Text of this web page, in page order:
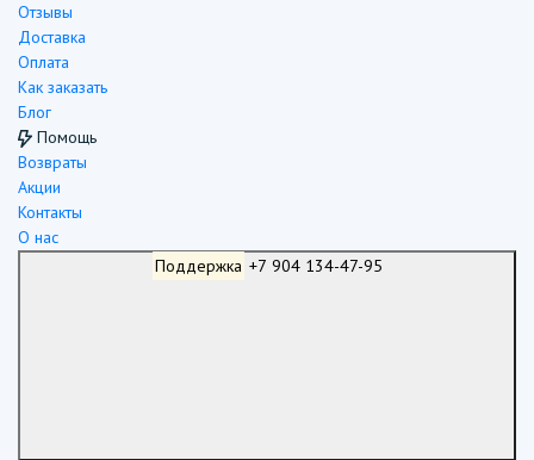
Отзывы
Доставка
Оплата
Как заказать
Блог
Помощь
Возвраты
Акции
Контакты
О нас
Поддержка